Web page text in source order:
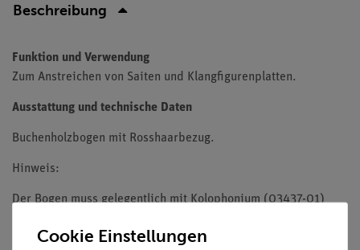
Beschreibung
Funktion und Verwendung
Zum Anstreichen von Saiten und Klangfigurenplatten.
Ausstattung und technische Daten
Buchenholzbogen mit Rosshaarbezug.
Hinweis:
Der Bogen muss gelegentlich mit Kolophonium (03437-01)
Cookie Einstellungen